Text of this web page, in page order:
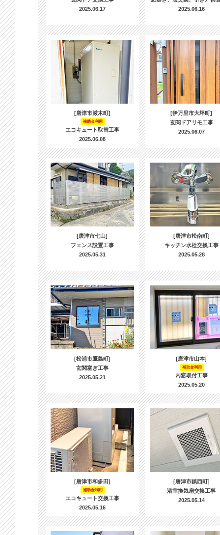
2025.06.17
2025.06.16
[唐津市厳木町]
補助金利用
エコキュート取替工事
2025.06.08
[伊万里市大坪町]
玄関ドアリモ工事
2025.06.07
[唐津市七山]
フェンス設置工事
2025.05.31
[唐津市松南町]
キッチン水栓交換工事
2025.05.28
[松浦市鷹島町]
玄関塞ぎ工事
2025.05.21
[唐津市山本]
補助金利用
内窓取付工事
2025.05.20
[唐津市和多田]
補助金利用
エコキュート交換工事
2025.05.16
[唐津市鎮西町]
浴室換気扇交換工事
2025.05.14